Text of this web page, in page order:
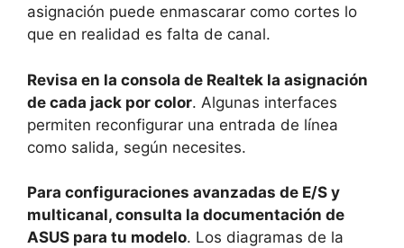
asignación puede enmascarar como cortes lo
que en realidad es falta de canal.
Revisa en la consola de Realtek la asignación
de cada jack por color. Algunas interfaces
permiten reconfigurar una entrada de línea
como salida, según necesites.
Para configuraciones avanzadas de E/S y
multicanal, consulta la documentación de
ASUS para tu modelo. Los diagramas de la